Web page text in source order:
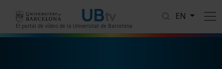
El portal de vídeo de la Universitat de Barcelona
EN